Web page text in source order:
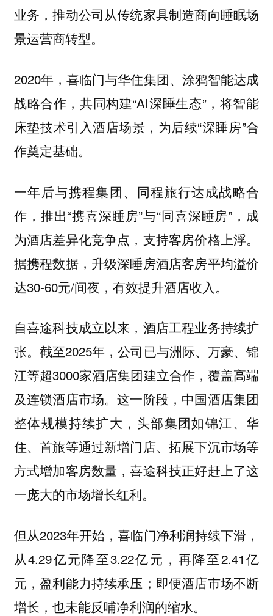
业务，推动公司从传统家具制造商向睡眠场
景运营商转型。
2020年，喜临门与华住集团、涂鸦智能达成
战略合作，共同构建“AI深睡生态”，将智能
床垫技术引入酒店场景，为后续“深睡房”合
作奠定基础。
一年后与携程集团、同程旅行达成战略合
作，推出“携喜深睡房”与“同喜深睡房”，成
为酒店差异化竞争点，支持客房价格上浮。
据携程数据，升级深睡房酒店客房平均溢价
达30-60元/间夜，有效提升酒店收入。
自喜途科技成立以来，酒店工程业务持续扩
张。截至2025年，公司已与洲际、万豪、锦
江等超3000家酒店集团建立合作，覆盖高端
及连锁酒店市场。这一阶段，中国酒店集团
整体规模持续扩大，头部集团如锦江、华
住、首旅等通过新增门店、拓展下沉市场等
方式增加客房数量，喜途科技正好赶上了这
一庞大的市场增长红利。
但从2023年开始，喜临门净利润持续下滑，
从4.29亿元降至3.22亿元，再降至2.41亿
元，盈利能力持续承压；即便酒店市场不断
增长，也未能反哺净利润的缩水。